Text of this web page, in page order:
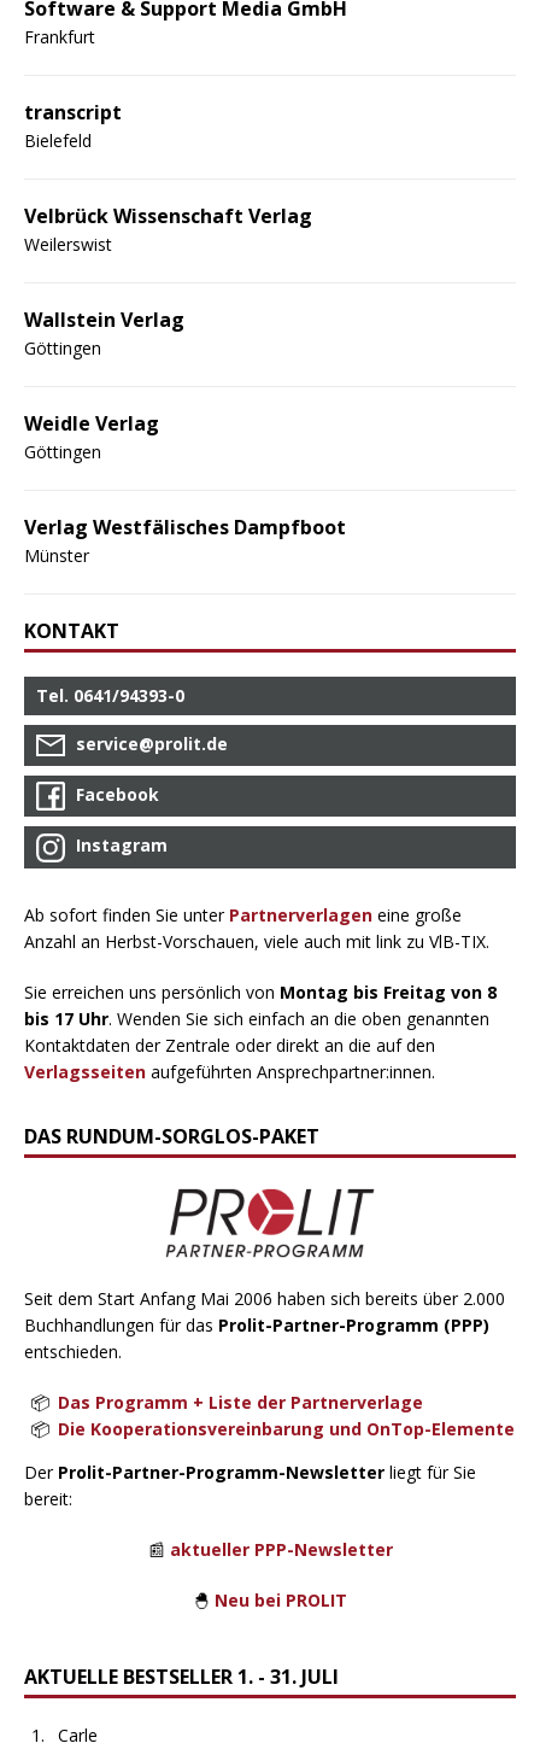
Software & Support Media GmbH
Frankfurt
transcript
Bielefeld
Velbrück Wissenschaft Verlag
Weilerswist
Wallstein Verlag
Göttingen
Weidle Verlag
Göttingen
Verlag Westfälisches Dampfboot
Münster
KONTAKT
Tel. 0641/94393-0
service@prolit.de
Facebook
Instagram
Ab sofort finden Sie unter Partnerverlagen eine große
Anzahl an Herbst-Vorschauen, viele auch mit link zu VlB-TIX.
Sie erreichen uns persönlich von Montag bis Freitag von 8
bis 17 Uhr. Wenden Sie sich einfach an die oben genannten
Kontaktdaten der Zentrale oder direkt an die auf den
Verlagsseiten aufgeführten Ansprechpartner:innen.
DAS RUNDUM-SORGLOS-PAKET
Seit dem Start Anfang Mai 2006 haben sich bereits über 2.000
Buchhandlungen für das Prolit-Partner-Programm (PPP)
entschieden.
Das Programm + Liste der Partnerverlage
Die Kooperationsvereinbarung und OnTop-Elemente
Der Prolit-Partner-Programm-Newsletter liegt für Sie
bereit:
📰 aktueller PPP-Newsletter
🐣 Neu bei PROLIT
AKTUELLE BESTSELLER 1. - 31. JULI
Carle